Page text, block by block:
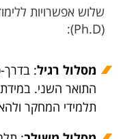
שלוש אפשרויות
(Ph.D):
מסלול רגיל
התואר השני. במידת
תלמידי המחקר